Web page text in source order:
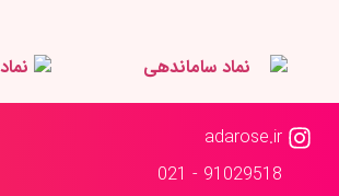
adarose.ir
91029518 - 021